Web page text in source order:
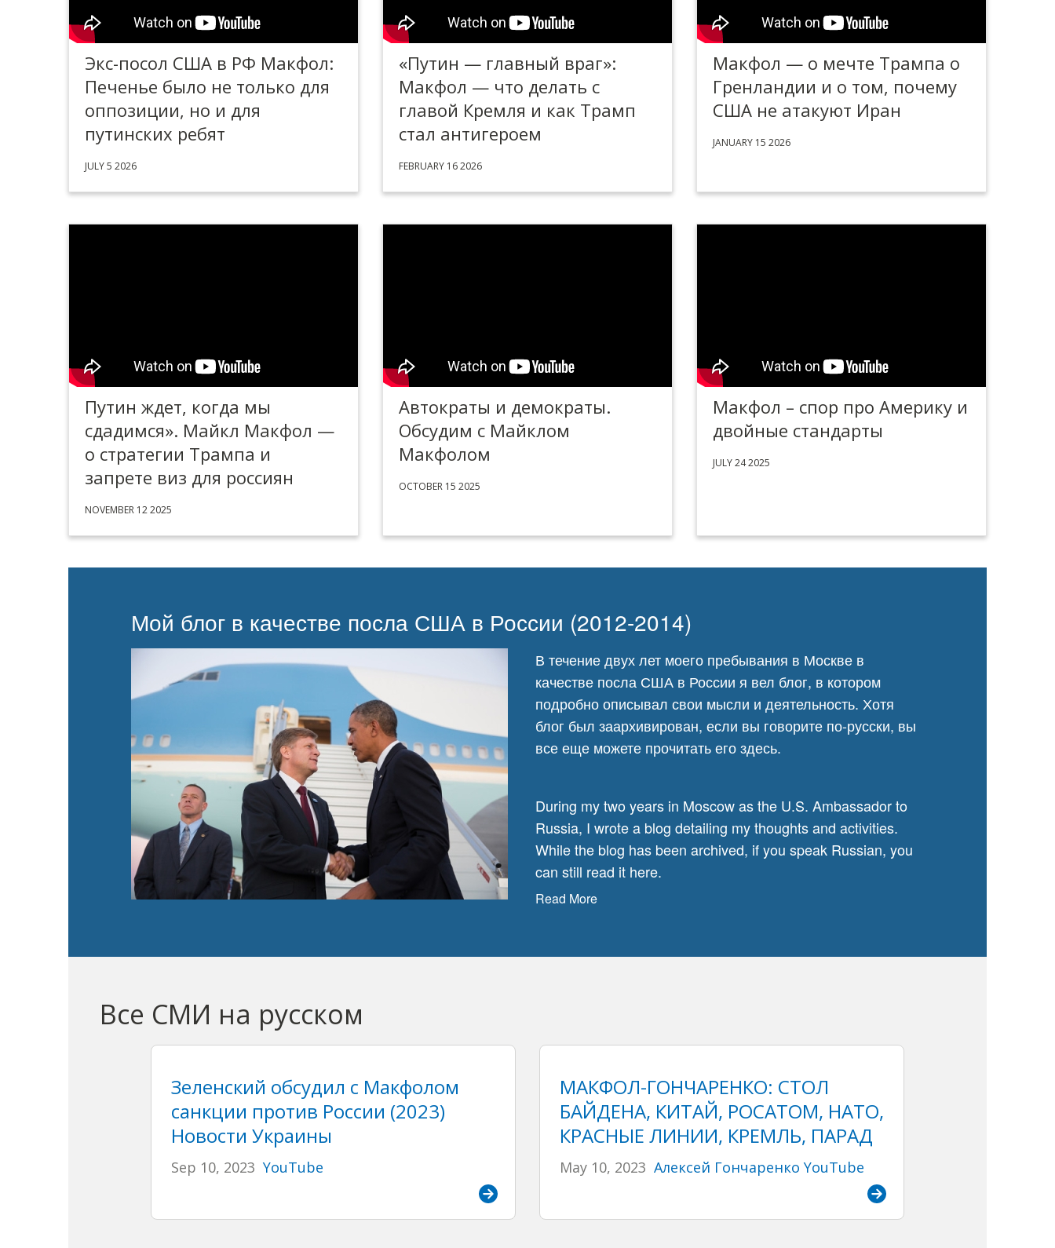
Экс-посол США в РФ Макфол:
Печенье было не только для
оппозиции, но и для
путинских ребят
JULY 5 2026
«Путин — главный враг»:
Макфол — что делать с
главой Кремля и как Трамп
стал антигероем
FEBRUARY 16 2026
Макфол — о мечте Трампа о
Гренландии и о том, почему
США не атакуют Иран
JANUARY 15 2026
Путин ждет, когда мы
сдадимся». Майкл Макфол —
о стратегии Трампа и
запрете виз для россиян
NOVEMBER 12 2025
Автократы и демократы.
Обсудим с Майклом
Макфолом
OCTOBER 15 2025
Макфол – спор про Америку и
двойные стандарты
JULY 24 2025
Мой блог в качестве посла США в России (2012-2014)
В течение двух лет моего пребывания в Москве в
качестве посла США в России я вел блог, в котором
подробно описывал свои мысли и деятельность. Хотя
блог был заархивирован, если вы говорите по-русски, вы
все еще можете прочитать егоздесь.
During my two years in Moscow as the U.S. Ambassador to
Russia, I wrote a blog detailing my thoughts and activities.
While the blog has been archived, if you speak Russian, you
can still read it here.
Read More
Все СМИ на русском
Зеленский обсудил с Макфолом
санкции против России (2023)
Новости Украины
Sep 10, 2023 YouTube
МАКФОЛ-ГОНЧАРЕНКО: СТОЛ
БАЙДЕНА, КИТАЙ, РОСАТОМ, НАТО,
КРАСНЫЕ ЛИНИИ, КРЕМЛЬ, ПАРАД
May 10, 2023 Алексей Гончаренко YouTube